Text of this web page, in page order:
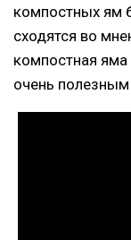
компостных ям
сходятся во
компостная яма
очень